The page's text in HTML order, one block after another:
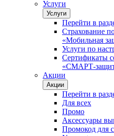
Услуги
Услуги
Перейти в
Страхование
«Мобильная
Услуги по
Сертификаты
«СМАРТ-
Акции
Акции
Перейти в
Для всех
Промо
Аксессуары
Промокод для